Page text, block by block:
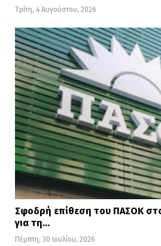
Τρίτη, 4 Αυγούστου, 2026
Σφοδρή επίθεση του ΠΑΣΟΚ
για τη…
Πέμπτη, 30 Ιουλίου, 2026